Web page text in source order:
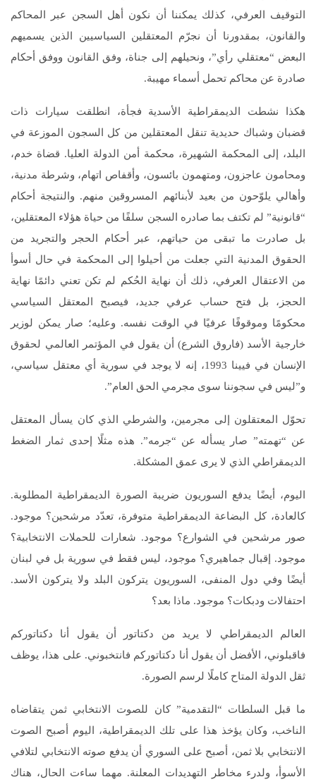
التوقيف العرفي، كذلك يمكننا أن نكون أهل السجن عبر المحاكم
والقانون، بمقدورنا أن نجرّم المعتقلين السياسيين الذين يسميهم
البعض “معتقلي رأي”، ونحيلهم إلى جناة، وفق القانون ووفق أحكام
صادرة عن محاكم تحمل أسماء مهيبة.
هكذا نشطت الديمقراطية الأسدية فجأة، انطلقت سيارات ذات
قضبان وشباك حديدية تنقل المعتقلين من كل السجون الموزعة في
البلد، إلى المحكمة الشهيرة، محكمة أمن الدولة العليا. قضاة خدم،
ومحامون عاجزون، ومتهمون بائسون، وأقفاص اتهام، وشرطة مدنية،
وأهالي يلوّحون من بعيد لأبنائهم المسروقين منهم. والنتيجة أحكام
“قانونية” لم تكتف بما صادره السجن سلفًا من حياة هؤلاء المعتقلين،
بل صادرت ما تبقى من حياتهم، عبر أحكام الحجر والتجريد من
الحقوق المدنية التي جعلت من أحيلوا إلى المحكمة في حال أسوأ
من الاعتقال العرفي، ذلك أن نهاية الحُكم لم تكن تعني دائمًا نهاية
الحجز، بل فتح حساب عرفي جديد، فيصبح المعتقل السياسي
محكومًا وموقوفًا عرفيًا في الوقت نفسه. وعليه؛ صار يمكن لوزير
خارجية الأسد (فاروق الشرع) أن يقول في المؤتمر العالمي لحقوق
الإنسان في فيينا 1993، إنه لا يوجد في سورية أي معتقل سياسي،
و”ليس في سجوننا سوى مجرمي الحق العام”.
تحوّل المعتقلون إلى مجرمين، والشرطي الذي كان يسأل المعتقل
عن “تهمته” صار يسأله عن “جرمه”. هذه مثلًا إحدى ثمار الضغط
الديمقراطي الذي لا يرى عمق المشكلة.
اليوم، أيضًا يدفع السوريون ضريبة الصورة الديمقراطية المطلوبة.
كالعادة، كل البضاعة الديمقراطية متوفرة، تعدّد مرشحين؟ موجود.
صور مرشحين في الشوارع؟ موجود. شعارات للحملات الانتخابية؟
موجود. إقبال جماهيري؟ موجود، ليس فقط في سورية بل في لبنان
أيضًا وفي دول المنفى، السوريون يتركون البلد ولا يتركون الأسد.
احتفالات ودبكات؟ موجود. ماذا بعد؟
العالم الديمقراطي لا يريد من دكتاتور أن يقول أنا دكتاتوركم
فاقبلوني، الأفضل أن يقول أنا دكتاتوركم فانتخبوني. على هذا، يوظف
ثقل الدولة المتاح كاملًا لرسم الصورة.
ما قبل السلطات “التقدمية” كان للصوت الانتخابي ثمن يتقاضاه
الناخب، وكان يؤخذ هذا على تلك الديمقراطية، اليوم أصبح الصوت
الانتخابي بلا ثمن، أصبح على السوري أن يدفع صوته الانتخابي لتلافي
الأسوأ، ولدرء مخاطر التهديدات المعلنة. مهما ساءت الحال، هناك